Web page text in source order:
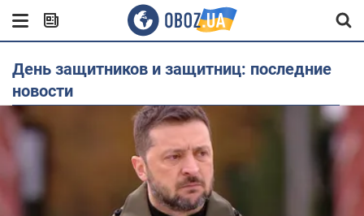
День защитников и защитниц: последние
новости